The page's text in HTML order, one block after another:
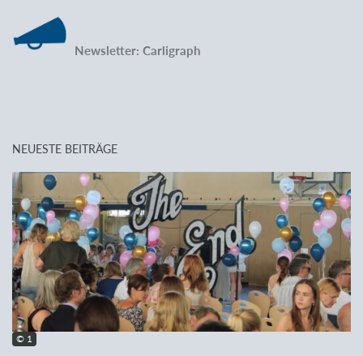
Newsletter: Carligraph
NEUESTE BEITRÄGE
© 1